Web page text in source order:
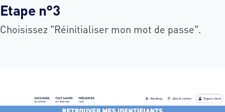
Etape n°3
Choisissez "Réinitialiser mon mot de passe".